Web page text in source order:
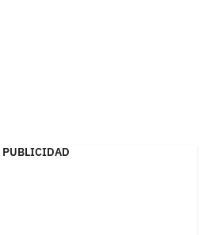
PUBLICIDAD